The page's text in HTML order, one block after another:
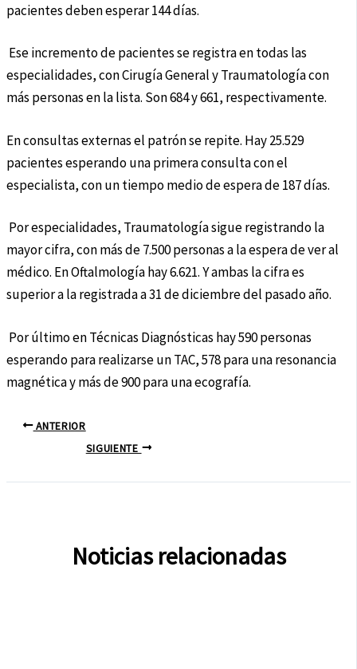
pacientes deben esperar 144 días.
Ese incremento de pacientes se registra en todas las
especialidades, con Cirugía General y Traumatología con
más personas en la lista. Son 684 y 661, respectivamente.
En consultas externas el patrón se repite. Hay 25.529
pacientes esperando una primera consulta con el
especialista, con un tiempo medio de espera de 187 días.
Por especialidades, Traumatología sigue registrando la
mayor cifra, con más de 7.500 personas a la espera de ver al
médico. En Oftalmología hay 6.621. Y ambas la cifra es
superior a la registrada a 31 de diciembre del pasado año.
Por último en Técnicas Diagnósticas hay 590 personas
esperando para realizarse un TAC, 578 para una resonancia
magnética y más de 900 para una ecografía.
ANTERIOR
SIGUIENTE
Noticias relacionadas